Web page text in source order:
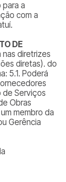
para a
com a
DE
diretrizes
diretas). do
5.1. Poderá
de Serviços
Obras
membro da
Gerência